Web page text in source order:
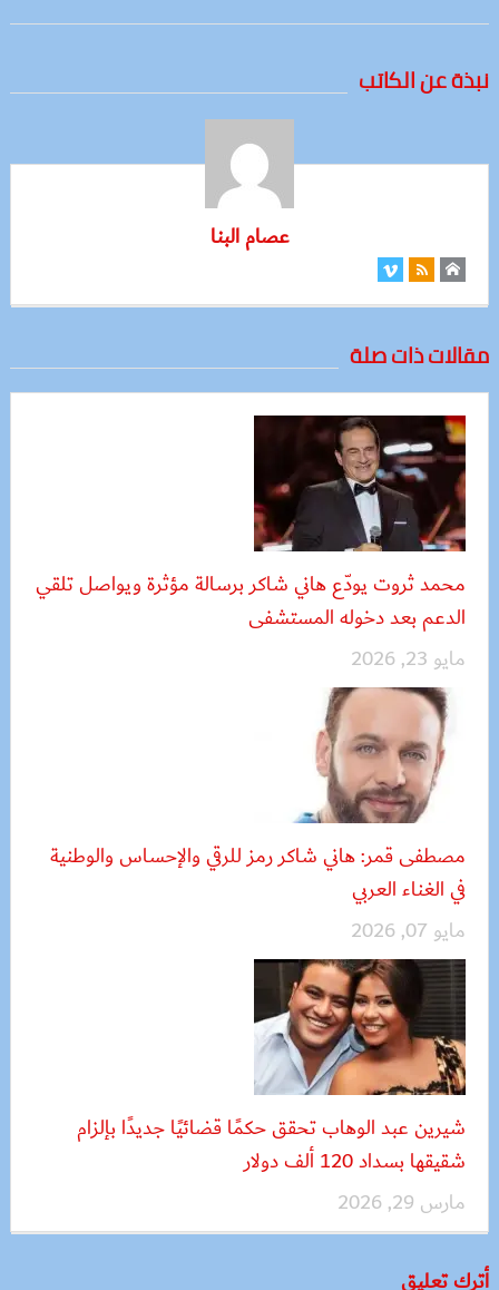
نبذة عن الكاتب
عصام البنا
مقالات ذات صلة
محمد ثروت يودّع هاني شاكر برسالة مؤثرة ويواصل تلقي
الدعم بعد دخوله المستشفى
مايو 23, 2026
مصطفى قمر: هاني شاكر رمز للرقي والإحساس والوطنية
في الغناء العربي
مايو 07, 2026
شيرين عبد الوهاب تحقق حكمًا قضائيًا جديدًا بإلزام
شقيقها بسداد 120 ألف دولار
مارس 29, 2026
أترك تعليق